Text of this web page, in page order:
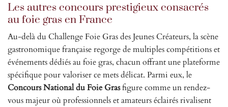
Les autres concours prestigieux consacrés
au foie gras en France
Au-delà du Challenge Foie Gras des Jeunes Créateurs, la scène
gastronomique française regorge de multiples compétitions et
événements dédiés au foie gras, chacun offrant une plateforme
spécifique pour valoriser ce mets délicat. Parmi eux, le
Concours National du Foie Grasfigure comme un rendez-
vous majeur où professionnels et amateurs éclairés rivalisent